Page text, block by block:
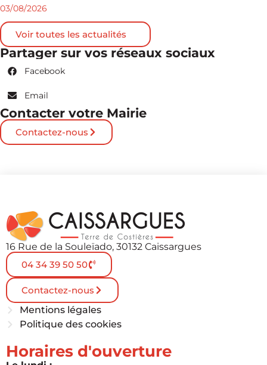
03/08/2026
Voir toutes les actualités
Partager sur vos réseaux sociaux
Facebook
Email
Contacter votre Mairie
Contactez-nous
16 Rue de la Souleïado, 30132 Caissargues
04 34 39 50 50
Contactez-nous
Mentions légales
Politique des cookies
Horaires d'ouverture